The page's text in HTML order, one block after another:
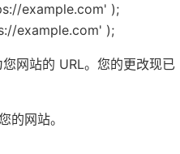
example.com' );
example.com' );
网站的 URL。您的更改现已
的网站。